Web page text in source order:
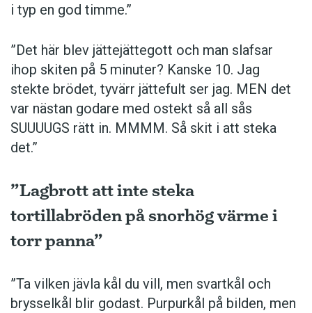
i typ en god timme.”
”Det här blev jättejättegott och man slafsar
ihop skiten på 5 minuter? Kanske 10. Jag
stekte brödet, tyvärr jättefult ser jag. MEN det
var nästan godare med ostekt så all sås
SUUUUGS rätt in. MMMM. Så skit i att steka
det.”
”Lagbrott att inte steka
tortillabröden på snorhög värme i
torr panna”
”Ta vilken jävla kål du vill, men svartkål och
brysselkål blir ­godast. ­Purpurkål på bilden, men